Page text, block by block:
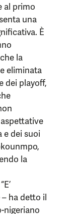
al primo
una
È
la
eliminata
dei playoff,
e dei suoi
la
ha detto il
nigeriano